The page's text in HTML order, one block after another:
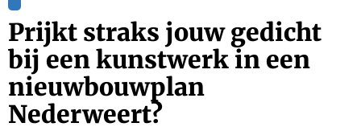
Prijkt straks jouw gedicht
bij een kunstwerk in een
nieuwbouwplan
Nederweert?